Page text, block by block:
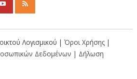
Λογισμικού | Όροι Χρήσης |
Δεδομένων | Δήλωση